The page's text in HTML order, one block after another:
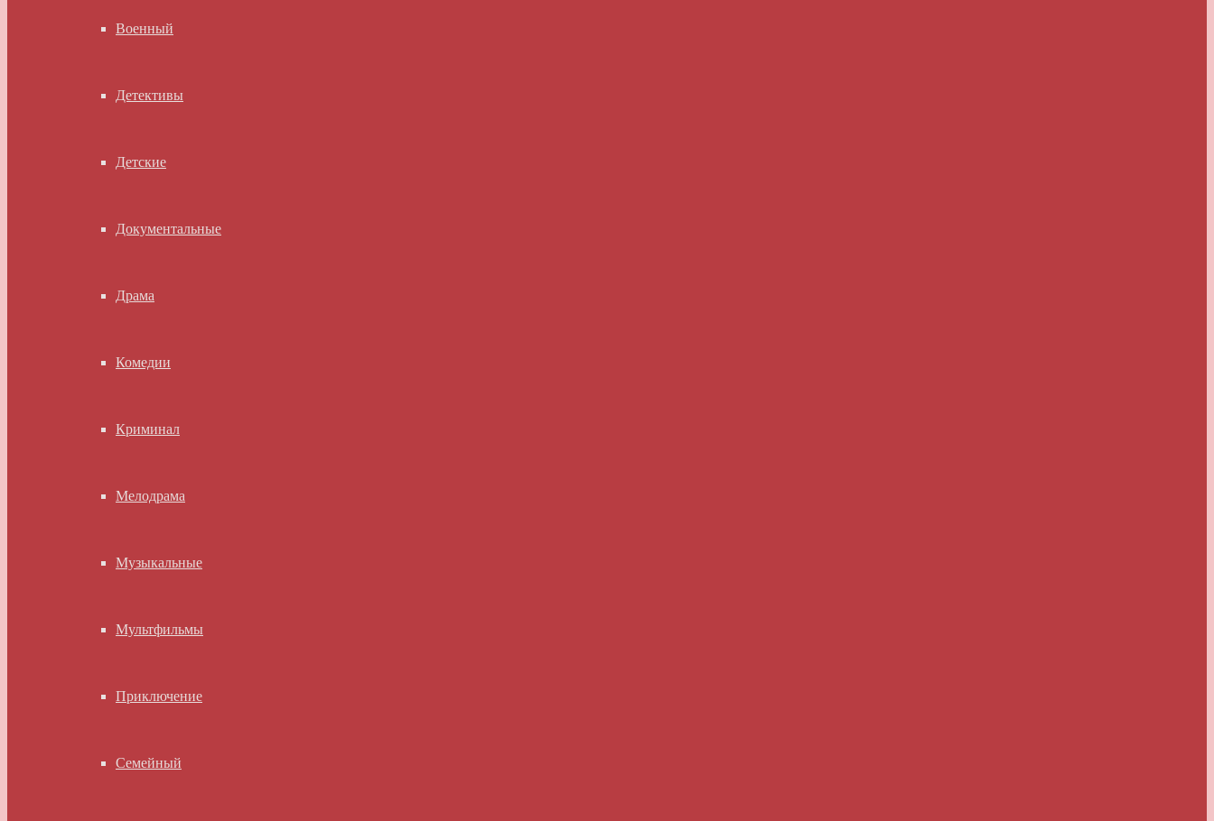
Военный
Детективы
Детские
Документальные
Драма
Комедии
Криминал
Мелодрама
Музыкальные
Мультфильмы
Приключение
Семейный